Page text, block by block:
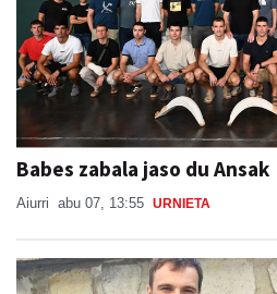
Babes zabala jaso du Ansak
Aiurri abu 07, 13:55 URNIETA